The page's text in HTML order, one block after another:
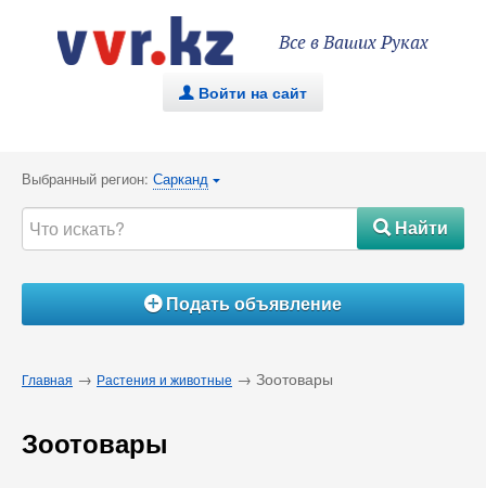
Все в Ваших Руках
. Войти на сайт
Выбранный регион: Сарканд {
#Найти
ÁПодать объявление
Главная → Растения и животные → Зоотовары
Зоотовары